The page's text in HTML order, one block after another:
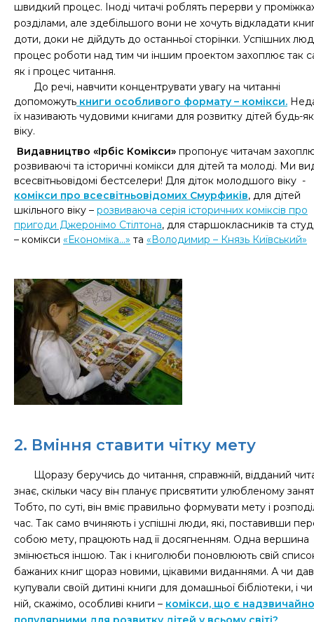
швидкий процес. Іноді читачі роблять перерви у
розділами, але здебільшого вони не хочуть відкладати
доти, доки не дійдуть до останньої сторінки. Успішних
процес роботи над тим чи іншим проектом захоплює так
як і процес читання.
До речі, навчити концентрувати увагу на читанні
допоможуть книги особливого формату – комікси.
їх називають чудовими книгами для розвитку дітей будь-
віку.
Видавництво «Ірбіс Комікси» пропонує читачам
розвиваючі та історичні комікси для дітей та молоді. Ми
всесвітньовідомі бестселери! Для діток молодшого віку -
комікси про всесвітньовідомих Смурфиків, для дітей
шкільного віку – розвиваюча серія історичних коміксів про
пригоди Джеронімо Стілтона, для старшокласників та
– комікси «Економіка...» та «Володимир – Князь Київський»
2. Вміння ставити чітку мету
Щоразу беручись до читання, справжній, відданий
знає, скільки часу він планує присвятити улюбленому
Тобто, по суті, він вміє правильно формувати мету і
час. Так само вчиняють і успішні люди, які, поставивши
собою мету, працюють над її досягненням. Одна вершина
змінюється іншою. Так і книголюби поновлюють свій
бажаних книг щораз новими, цікавими виданнями. А чи
купували своїй дитині книги для домашньої бібліотеки, і
ній, скажімо, особливі книги – комікси, що є надзвичайно